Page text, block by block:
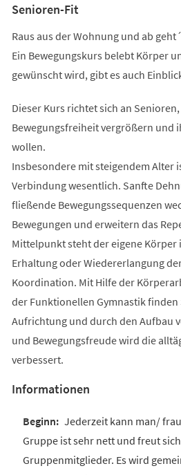
Senioren-Fit
Raus aus der Wohnung und ab
Ein Bewegungskurs belebt Körper
gewünscht wird, gibt es auch
Dieser Kurs richtet sich an
Bewegungsfreiheit vergrößern und
wollen.
Insbesondere mit steigendem Alter
Verbindung wesentlich. Sanfte
fließende Bewegungssequenzen
Bewegungen und erweitern das
Mittelpunkt steht der eigene Körper
Erhaltung oder Wiedererlangung
Koordination. Mit Hilfe der
der Funktionellen Gymnastik finden
Aufrichtung und durch den Aufbau
und Bewegungsfreude wird die
verbessert.
Informationen
Jederzeit kann man/
Gruppe ist sehr nett und freut
Gruppenmitglieder. Es wird